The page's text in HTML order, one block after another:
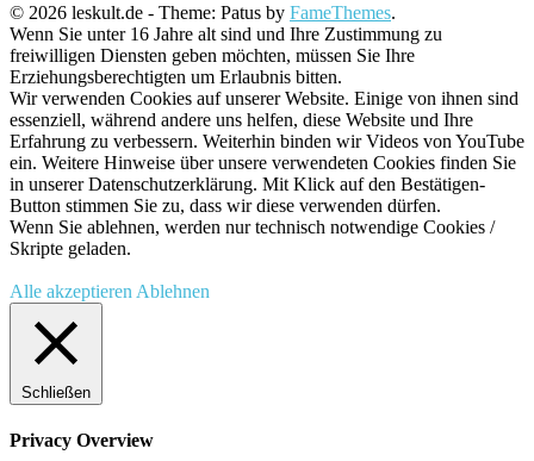
© 2026 leskult.de - Theme: Patus by FameThemes.
Wenn Sie unter 16 Jahre alt sind und Ihre Zustimmung zu
freiwilligen Diensten geben möchten, müssen Sie Ihre
Erziehungsberechtigten um Erlaubnis bitten.
Wir verwenden Cookies auf unserer Website. Einige von ihnen sind
essenziell, während andere uns helfen, diese Website und Ihre
Erfahrung zu verbessern. Weiterhin binden wir Videos von YouTube
ein. Weitere Hinweise über unsere verwendeten Cookies finden Sie
in unserer Datenschutzerklärung. Mit Klick auf den Bestätigen-
Button stimmen Sie zu, dass wir diese verwenden dürfen.
Wenn Sie ablehnen, werden nur technisch notwendige Cookies /
Skripte geladen.
Alle akzeptieren Ablehnen
Schließen
Privacy Overview